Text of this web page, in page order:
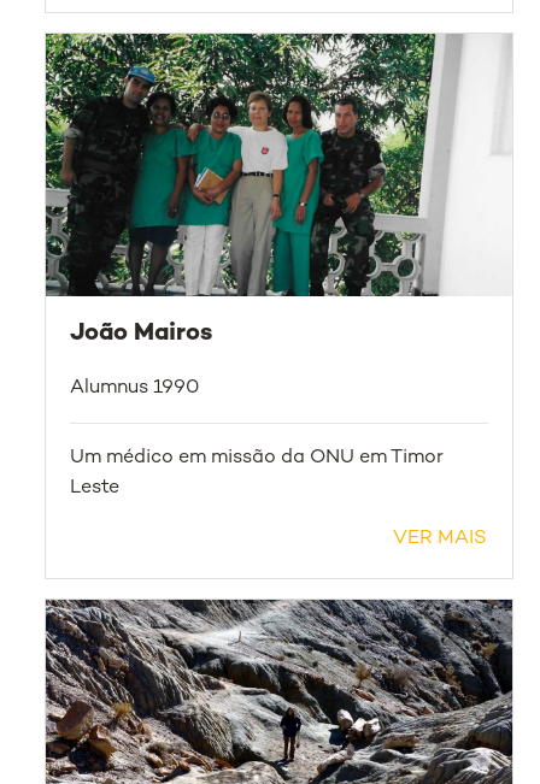
João Mairos
Alumnus 1990
Um médico em missão da ONU em Timor
Leste
VER MAIS